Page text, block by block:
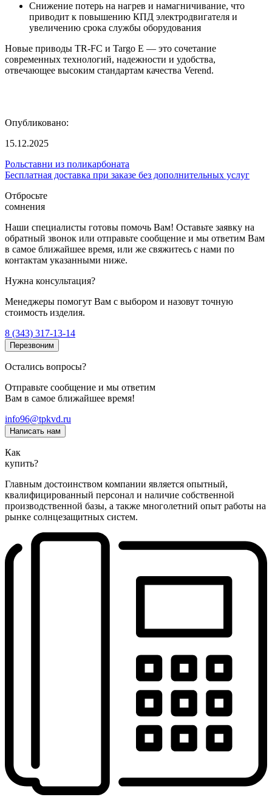
Снижение потерь на нагрев и намагничивание, что
приводит к повышению КПД электродвигателя и
увеличению срока службы оборудования
Новые приводы TR-FC и Targo E — это сочетание
современных технологий, надежности и удобства,
отвечающее высоким стандартам качества Verend.
Опубликовано:
15.12.2025
Рольставни из поликарбоната
Бесплатная доставка при заказе без дополнительных услуг
Отбросьте
сомнения
Наши специалисты готовы помочь Вам! Оставьте заявку на
обратный звонок или отправьте сообщение и мы ответим Вам
в самое ближайшее время, или же свяжитесь с нами по
контактам указанными ниже.
Нужна консультация?
Менеджеры помогут Вам с выбором и назовут точную
стоимость изделия.
8 (343) 317-13-14
Перезвоним
Остались вопросы?
Отправьте сообщение и мы ответим
Вам в самое ближайшее время!
info96@tpkvd.ru
Написать нам
Как
купить?
Главным достоинством компании является опытный,
квалифицированный персонал и наличие собственной
производственной базы, а также многолетний опыт работы на
рынке солнцезащитных систем.